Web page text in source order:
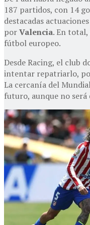
187 partidos, con 14
destacadas
porValencia. En
fútbol europeo.
Desde Racing, el club
intentar repatriarlo,
La cercanía del
futuro, aunque no será